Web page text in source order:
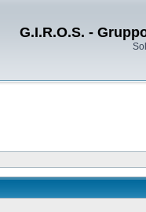
G.I.R.O.S. -